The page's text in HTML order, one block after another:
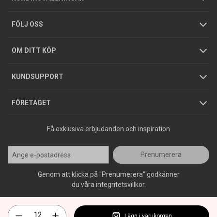
FÖLJ OSS
OM DITT KÖP
Integritetspolicy
GDPR
KUNDSUPPORT
Foldrar och kataloger
Köpguider
Varumärken
FÖRETAGET
Tjänster
Hållbarhet
Jobba hos oss
Press
Få exklusiva erbjudanden och inspiration
Prenumerera
Genom att klicka på "Prenumerera" godkänner
du våra integritetsvillkor.